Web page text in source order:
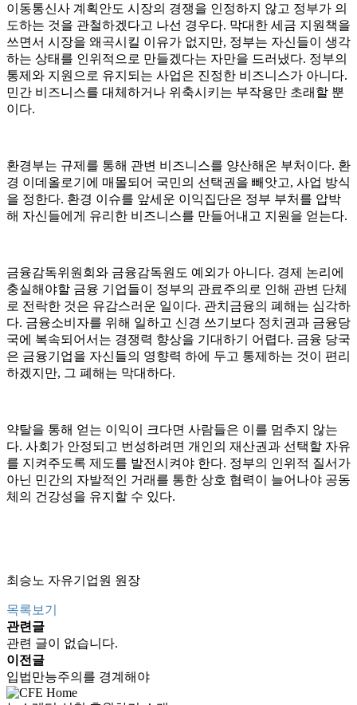
이동통신사 계획안도 시장의 경쟁을 인정하지 않고 정부가 의
도하는 것을 관철하겠다고 나선 경우다. 막대한 세금 지원책을
쓰면서 시장을 왜곡시킬 이유가 없지만, 정부는 자신들이 생각
하는 상태를 인위적으로 만들겠다는 자만을 드러냈다. 정부의
통제와 지원으로 유지되는 사업은 진정한 비즈니스가 아니다.
민간 비즈니스를 대체하거나 위축시키는 부작용만 초래할 뿐
이다.
환경부는 규제를 통해 관변 비즈니스를 양산해온 부처이다. 환
경 이데올로기에 매몰되어 국민의 선택권을 빼앗고, 사업 방식
을 정한다. 환경 이슈를 앞세운 이익집단은 정부 부처를 압박
해 자신들에게 유리한 비즈니스를 만들어내고 지원을 얻는다.
금융감독위원회와 금융감독원도 예외가 아니다. 경제 논리에
충실해야할 금융 기업들이 정부의 관료주의로 인해 관변 단체
로 전락한 것은 유감스러운 일이다. 관치금융의 폐해는 심각하
다. 금융소비자를 위해 일하고 신경 쓰기보다 정치권과 금융당
국에 복속되어서는 경쟁력 향상을 기대하기 어렵다. 금융 당국
은 금융기업을 자신들의 영향력 하에 두고 통제하는 것이 편리
하겠지만, 그 폐해는 막대하다.
약탈을 통해 얻는 이익이 크다면 사람들은 이를 멈추지 않는
다. 사회가 안정되고 번성하려면 개인의 재산권과 선택할 자유
를 지켜주도록 제도를 발전시켜야 한다. 정부의 인위적 질서가
아닌 민간의 자발적인 거래를 통한 상호 협력이 늘어나야 공동
체의 건강성을 유지할 수 있다.
최승노 자유기업원 원장
목록보기
관련글
관련 글이 없습니다.
이전글
입법만능주의를 경계해야